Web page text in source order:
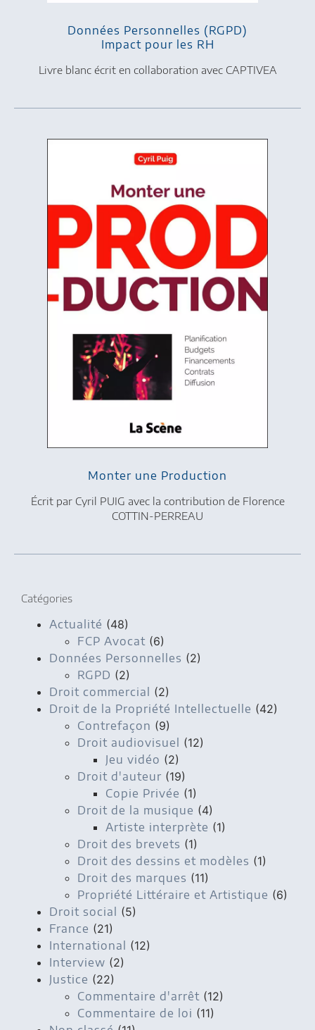
Données Personnelles (RGPD)
Impact pour les RH
Livre blanc écrit en collaboration avec CAPTIVEA
Monter une Production
Écrit par Cyril PUIG avec la contribution de Florence
COTTIN-PERREAU
Catégories
Actualité (48)
FCP Avocat (6)
Données Personnelles (2)
RGPD (2)
Droit commercial
(2)
Droit de la Propriété Intellectuelle (42)
Contrefaçon (9)
Droit audiovisuel
(12)
Jeu vidéo (2)
Droit d'auteur (19)
Copie Privée (1)
Droit de la musique (4)
Artiste interprète (1)
Droit des brevets (1)
Droit des dessins et modèles (1)
Droit des marques (11)
Propriété Littéraire et Artistique (6)
Droit social
(5)
France (21)
International
(12)
Interview (2)
Justice (22)
Commentaire d'arrêt (12)
Commentaire de loi (11)